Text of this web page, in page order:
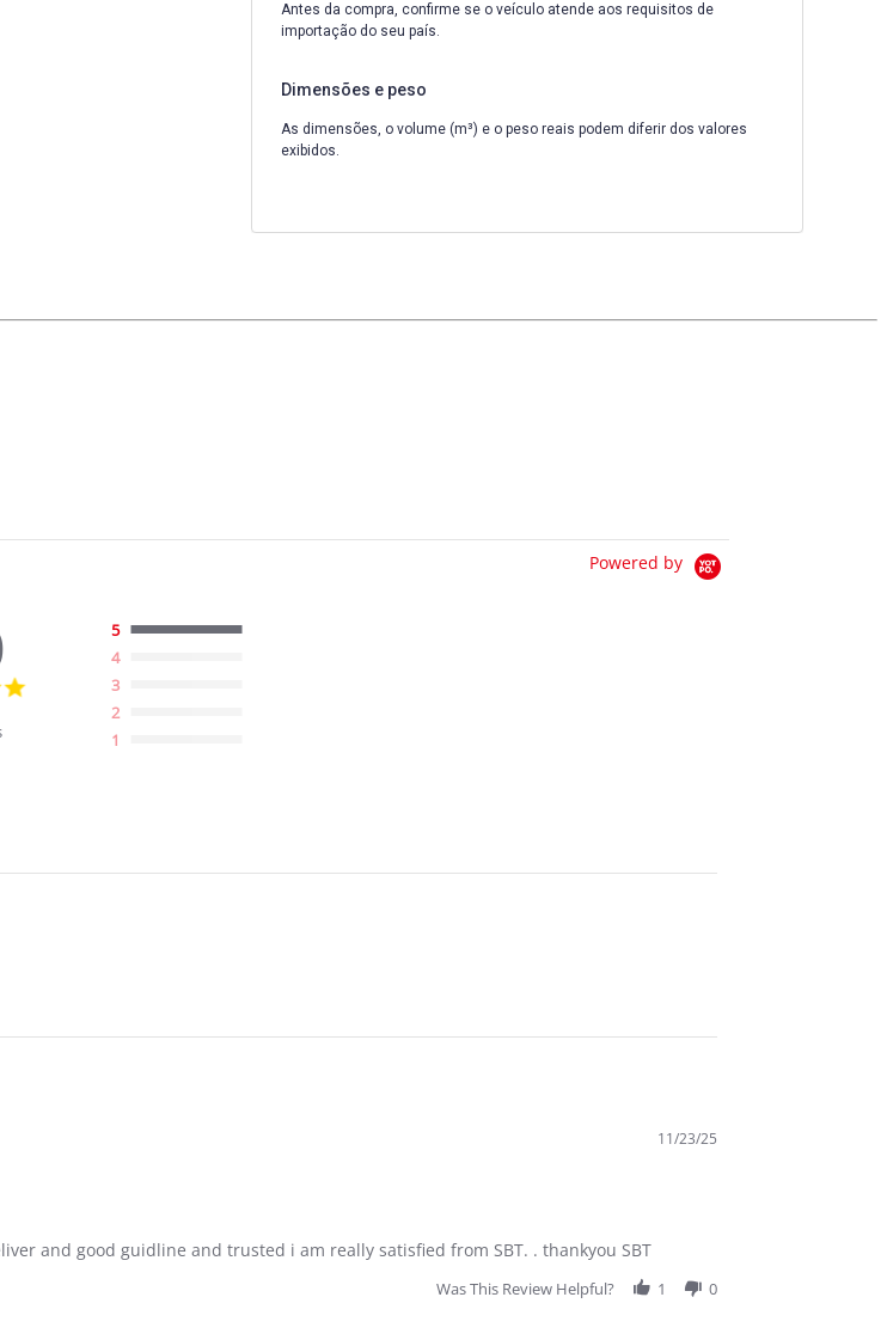
Antes da compra, confirme se o veículo atende aos requisitos de
importação do seu país.
Dimensões e peso
As dimensões, o volume (m³) e o peso reais podem diferir dos valores
exibidos.
Powered by
5.0
5
4
3
2
1
11/23/25
and good guidline and trusted i am really satisfied from SBT. . thankyou SBT
Was This Review Helpful? 1 0